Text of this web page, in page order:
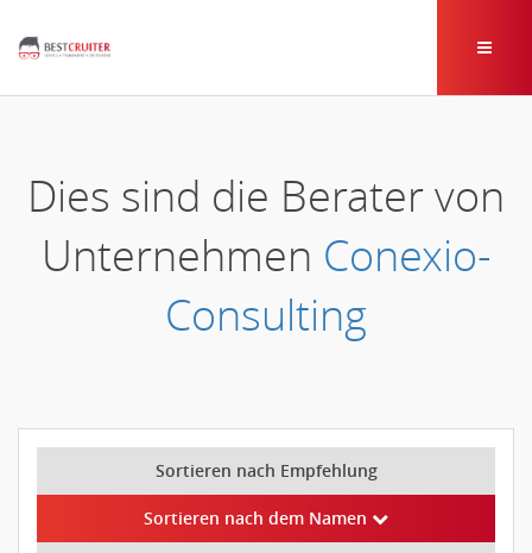
Dies sind die Berater von
Unternehmen Conexio-
Consulting
Sortieren nach Empfehlung
Sortieren nach dem Namen